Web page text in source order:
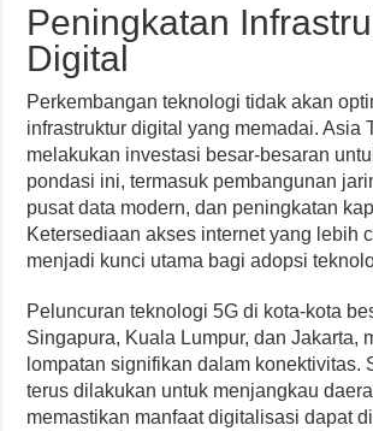
Peningkatan
Digital
Perkembangan teknologi tidak akan
infrastruktur digital yang memadai. Asia
melakukan investasi besar-besaran
pondasi ini, termasuk pembangunan
pusat data modern, dan peningkatan
Ketersediaan akses internet yang lebih
menjadi kunci utama bagi adopsi
Peluncuran teknologi 5G di kota-kota
Singapura, Kuala Lumpur, dan Jakarta,
lompatan signifikan dalam konektivitas.
terus dilakukan untuk menjangkau
memastikan manfaat digitalisasi dapat